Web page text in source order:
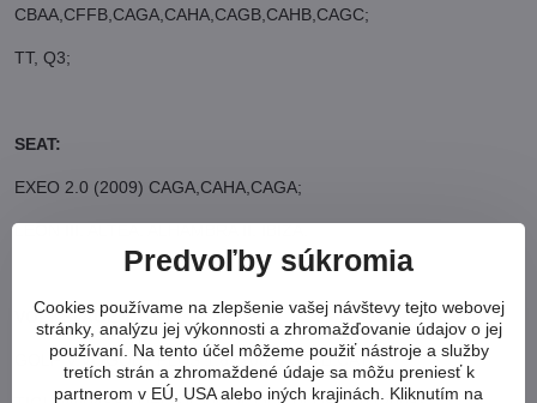
CBAA,CFFB,CAGA,CAHA,CAGB,CAHB,CAGC;
TT, Q3;
SEAT:
EXEO 2.0 (2009) CAGA,CAHA,CAGA;
LEON III, ALTEA, ALHAMBRA II, IBIZA.
VOLKSVAGEN:
GOLF V,VI /GOLF PLUS 1.6 (2009) CAYB,CAYC;
Predvoľby súkromia
Cookies používame na zlepšenie vašej návštevy tejto webovej
stránky, analýzu jej výkonnosti a zhromažďovanie údajov o jej
používaní. Na tento účel môžeme použiť nástroje a služby
tretích strán a zhromaždené údaje sa môžu preniesť k
partnerom v EÚ, USA alebo iných krajinách. Kliknutím na